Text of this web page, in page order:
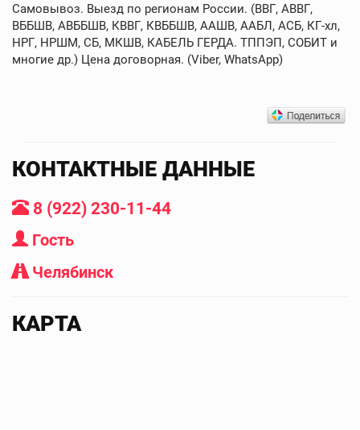
Самовывоз. Выезд по регионам России. (ВВГ, АВВГ,
ВББШВ, АВББШВ, КВВГ, КВББШВ, ААШВ, ААБЛ, АСБ, КГ-хл,
НРГ, НРШМ, СБ, МКШВ, КАБЕЛЬ ГЕРДА. ТППЭП, СОБИТ и
многие др.) Цена договорная. (Viber, WhatsApp)
КОНТАКТНЫЕ ДАННЫЕ
8 (922) 230-11-44
Гость
Челябинск
КАРТА